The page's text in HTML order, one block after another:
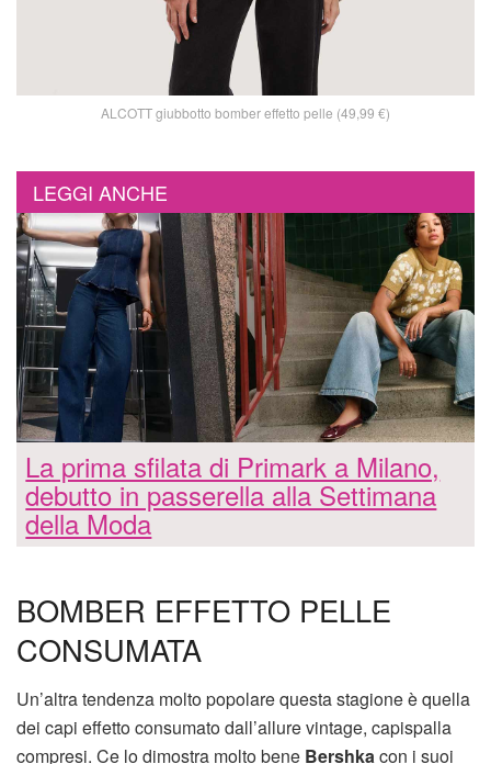
ALCOTT giubbotto bomber effetto pelle (49,99 €)
LEGGI ANCHE
La prima sfilata di Primark a Milano,
debutto in passerella alla Settimana
della Moda
BOMBER EFFETTO PELLE
CONSUMATA
Un’altra tendenza molto popolare questa stagione è quella
dei capi effetto consumato dall’allure vintage, capispalla
compresi. Ce lo dimostra molto bene Bershkacon i suoi